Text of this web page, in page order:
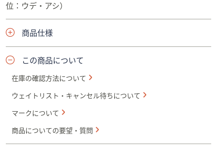
位：ウデ・アシ）
商品仕様
この商品について
在庫の確認方法について
ウェイトリスト・キャンセル待ちについて
マークについて
商品についての要望・質問